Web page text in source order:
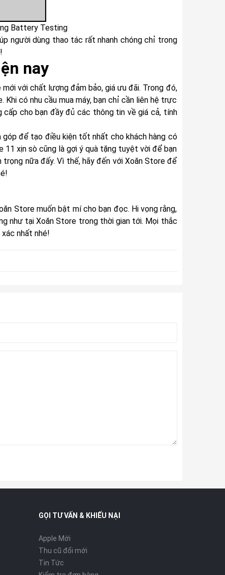
Battery Testing
người dùng thao tác rất nhanh chóng chỉ trong
nay
với chất lượng đảm bảo, giá ưu đãi. Trong đó,
có nhu cầu mua máy, bạn chỉ cần liên hệ trực
cấp cho bạn đầy đủ các thông tin về giá cả, tính
góp để tạo điều kiện tốt nhất cho khách hàng có
11 xịn sò cũng là gợi ý quà tặng tuyệt vời để bạn
nữa đấy. Vì thế, hãy đến với Xoăn Store để
Store muốn bật mí cho bạn đọc. Hi vọng rằng,
như tạiXoăn Store trong thời gian tới. Mọi thắc
nhất nhé!
GỌI TƯ VẤN & KHIẾU NẠI
Apple Mới
Thu cũ đổi mới
Tin Tức